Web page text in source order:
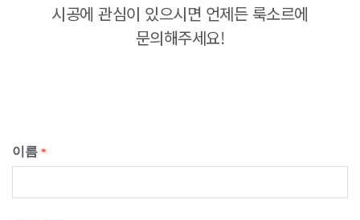
시공에 관심이 있으시면 언제든 룩소르에
문의해주세요!